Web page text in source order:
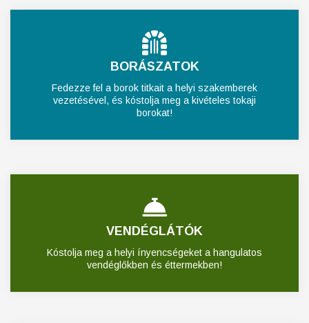
BORÁSZATOK
Fedezze fel a borok titkait a helyi szakemberek
vezetésével, és kóstolja meg a kivételes tokaji
borokat!
VENDÉGLÁTÓK
Kóstolja meg a helyi ínyencségeket a hangulatos
vendéglőkben és éttermekben!